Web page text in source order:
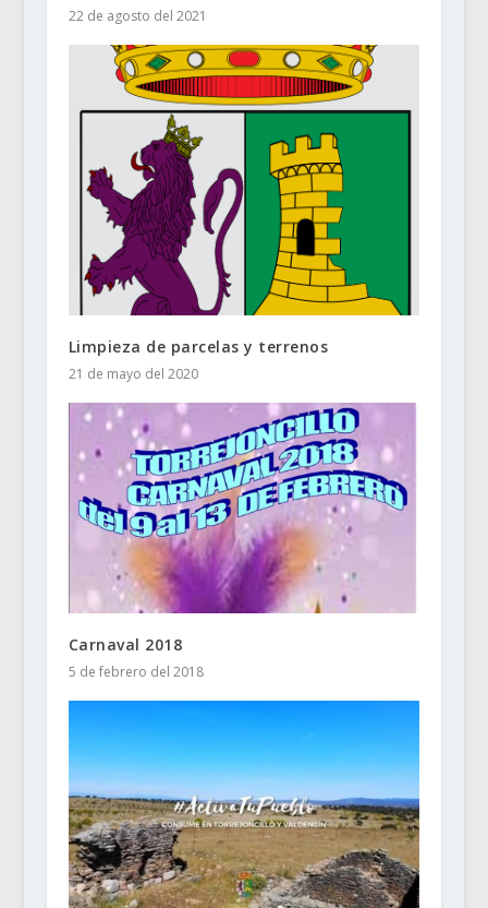
22 de agosto del 2021
Limpieza de parcelas y terrenos
21 de mayo del 2020
Carnaval 2018
5 de febrero del 2018